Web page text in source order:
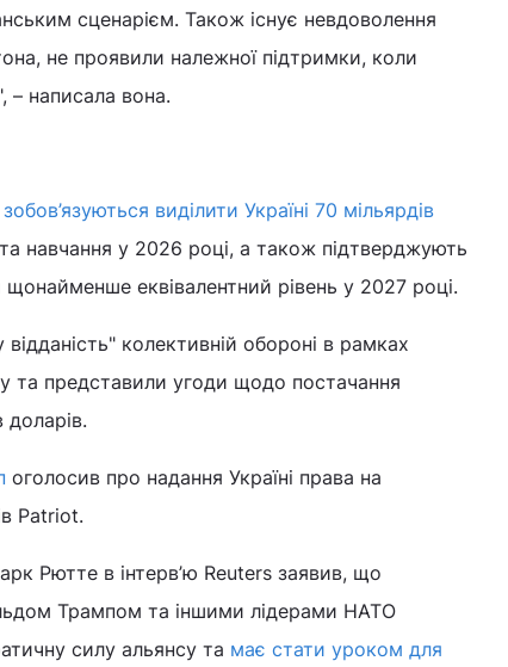
сценарієм. Також існує невдоволення
не проявили належної підтримки, коли
– написала вона.
зобов’язуються виділити Україні 70 мільярдів
навчання у 2026 році, а також підтверджують
щонайменше еквівалентний рівень у 2027 році.
колективній обороні в рамках
та представили угоди щодо постачання
оголосив про надання Україні права на
Patriot.
Рютте в інтерв’ю Reuters заявив, що
Трампом та іншими лідерами НАТО
силу альянсу та має стати уроком для